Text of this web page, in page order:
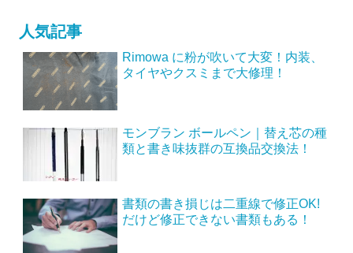
人気記事
Rimowa に粉が吹いて大変！内装、
タイヤやクスミまで大修理！
モンブラン ボールペン｜替え芯の種
類と書き味抜群の互換品交換法！
書類の書き損じは二重線で修正OK!
だけど修正できない書類もある！